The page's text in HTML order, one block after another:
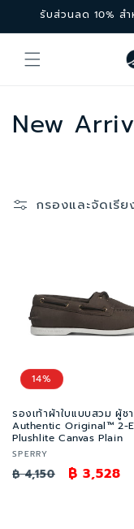
ยัง
เนื้อหา
รับส่วนลด 10% สำ
ค
เ
New
กรองและจัดเรีย
14%
รองเท้าผ้าใบแบบสวม ผู้ช
Authentic Original™ 2-
Plushlite Canvas Plain
เวน
เด
SPERRY
ราคา
฿ 4,150
ราคา
฿ 3,528